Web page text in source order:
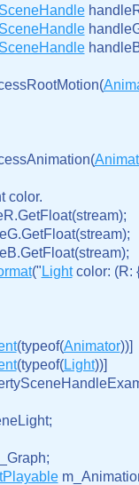
color.
(" Light color: (R:
(typeof(Animator))]
(typeof(Light))]